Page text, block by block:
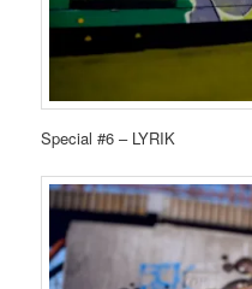
Special #6 – LYRIK